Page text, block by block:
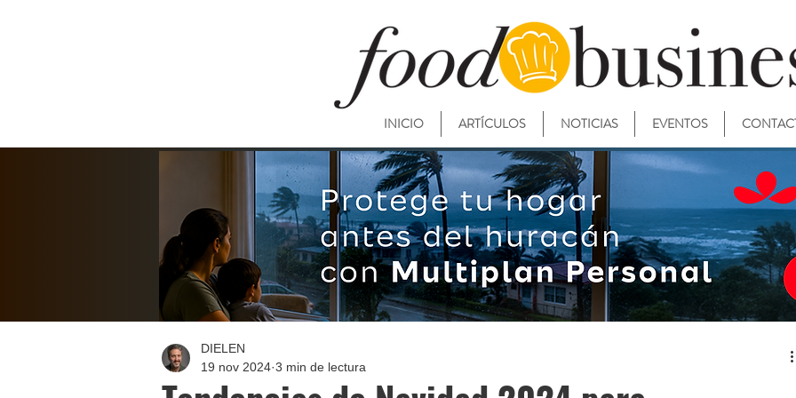
INICIO ARTÍCULOS NOTICIAS EVENTOS
DIELEN
19 nov 2024 3 min de lectura